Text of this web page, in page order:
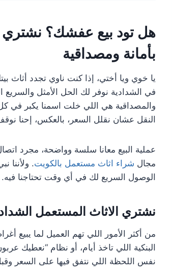
هل تود بيع عفشك؟ نشتري
بأمانة ومصداقية
يا خوي ويا أختي، إذا كنت ناوي تجدد أثاث
في الشدادية نوفر لك الحل الأمثل والسريع
والمصداقية هي اللي خلت اسمنا يكبر في
النقل عشان نقلل السعر، بالعكس، إحنا
عملية البيع معانا سلسة وواضحة، مجرد
مجال شراء اثاث مستعمل بالكويت. ولأننا
الوصول السريع لك في أي وقت تحتاجنا فيه.
نشتري الاثاث المستعمل
من أكثر الأمور اللي تهم العميل لما يبيع
البنكية اللي تاخذ أيام، أو نظام “نعطيك
نفس اللحظة اللي نتفق فيها على السعر